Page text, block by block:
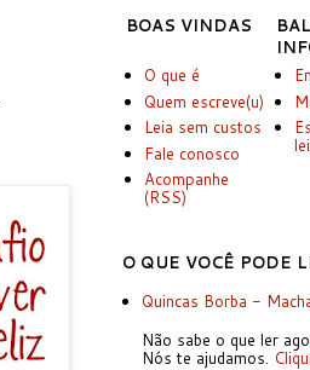
BOAS VINDAS
O que é
Quem escreve(u)
Leia sem custos
Fale conosco
Acompanhe
(RSS)
O QUE VOCÊ PODE
Quincas Borba -
Não sabe o que ler
Nós te ajudamos.